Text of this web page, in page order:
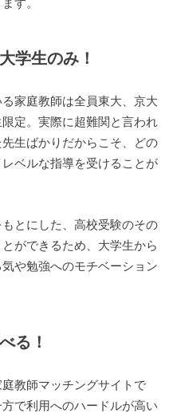
す。
学生のみ！
家庭教師は全員東大、京大
定。実際に超難関と言われ
生ばかりだからこそ、どの
ベルな指導を受けることが
とにした、高校受験のその
ができるため、大学生から
や勉強へのモチベーション
る！
教師マッチングサイトで
で利用へのハードルが高い